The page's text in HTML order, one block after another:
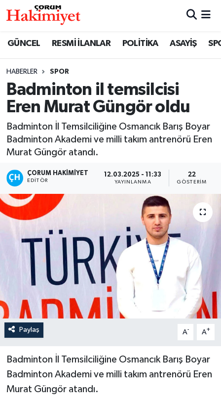
GÜNCEL RESMİ İLANLAR POLİTİKA ASAYİŞ
HABERLER SPOR
Badminton il temsilcisi
Eren Murat Güngör oldu
Badminton İl Temsilciliğine Osmancık Barış Boyar
Badminton Akademi ve milli takım antrenörü Eren
Murat Güngör atandı.
ÇORUM HAKIMIYET
EDITÖR
12.03.2025 - 11:33
YAYINLANMA
22
GÖSTERIM
Paylaş A- A+
Badminton İl Temsilciliğine Osmancık Barış Boyar
Badminton Akademi ve milli takım antrenörü Eren
Murat Güngör atandı.
SAĞLIK
ASAYİŞ
EKONOMİ
EĞİTİM
İLÇELER
OTOPARK
Nöbetçi Eczaneler
Çorum Namaz Vakitleri
Trafik Durumu
Süper Lig Puan Durumu ve Fikstür
Haber Arşivi